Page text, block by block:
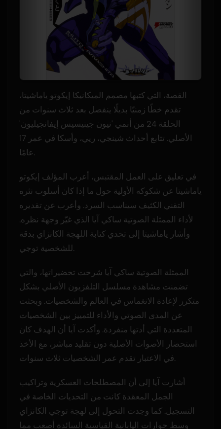
القصة، التي كتبها مصمم الميكانيكا إيكوتو ياماشيتا،
تقدم خطًا زمنيًا بديلًا ينفصل بعد ثلاث سنوات من
الحلقة 24 من أنمي 'نيون جينيسيس إيفانجيليون'
الأصلي. تتابع أحداث شينجي، ريي، وأسكا في عمر 17
عامًا.
في تعليق على العمل المقتبس، أعرب المؤلف إيكوتو
ياماشيتا عن شكوكه الأولية حول ما إذا كان أسلوب نثره
التقني الكثيف سيناسب السرد. وأعرب عن تقديره
لأداء الممثلة الصوتية ساكي آيا الذي غيّر وجهة نظره.
وأشار ياماشيتا إلى تحدي كتابة اللهجة الكانزاي بدقة
للشخصية توجي.
الممثلة الصوتية ساكي آيا شرحت تحضيراتها، والتي
تضمنت مشاهدة مسلسل التلفزيون الأصلي بشكل
متكرر لإعادة الانغماس في العالم والشخصيات. وبحثت
عن المدى الصوتي والأداء للتمييز بين الشخصيات
المتعددة التي أدتها منفردة. وأكدت آيا أن الهدف كان
استحضار الأصوات الأصلية دون تقليد مباشر، مع الأخذ
في الاعتبار تقدم عمر الشخصيات ثلاث سنوات.
أشارت آيا إلى أن المصطلحات العسكرية وتراكيب
الجمل المعقدة كانت من التحديات الخاصة في
التسجيل. كما وجدت التحول إلى لهجة توجي الكانزاي
وسط حوارات اليابانية القياسية السائدة أصعب مما